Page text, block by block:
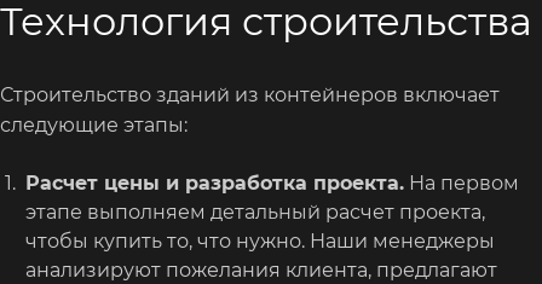
Технология строительства
Строительство зданий из контейнеров включает
следующие этапы:
Расчет цены и разработка проекта. На первом
этапе выполняем детальный расчет проекта,
чтобы купить то, что нужно. Наши менеджеры
анализируют пожелания клиента, предлагают